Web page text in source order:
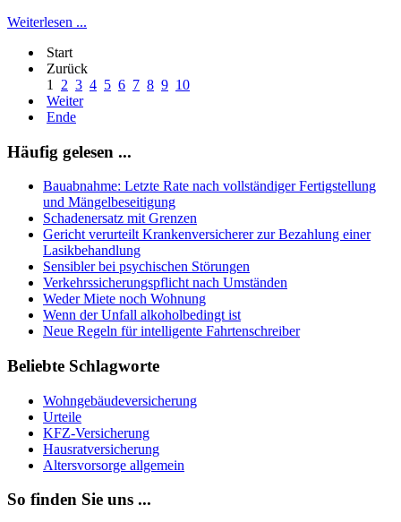
Weiterlesen ...
Start
Zurück
1
2 3 4 5 6 7 8 9 10
Weiter
Ende
Häufig gelesen ...
Bauabnahme: Letzte Rate nach vollständiger Fertigstellung
und Mängelbeseitigung
Schadenersatz mit Grenzen
Gericht verurteilt Krankenversicherer zur Bezahlung einer
Lasikbehandlung
Sensibler bei psychischen Störungen
Verkehrssicherungspflicht nach Umständen
Weder Miete noch Wohnung
Wenn der Unfall alkoholbedingt ist
Neue Regeln für intelligente Fahrtenschreiber
Beliebte Schlagworte
Wohngebäudeversicherung
Urteile
KFZ-Versicherung
Hausratversicherung
Altersvorsorge allgemein
So finden Sie uns ...